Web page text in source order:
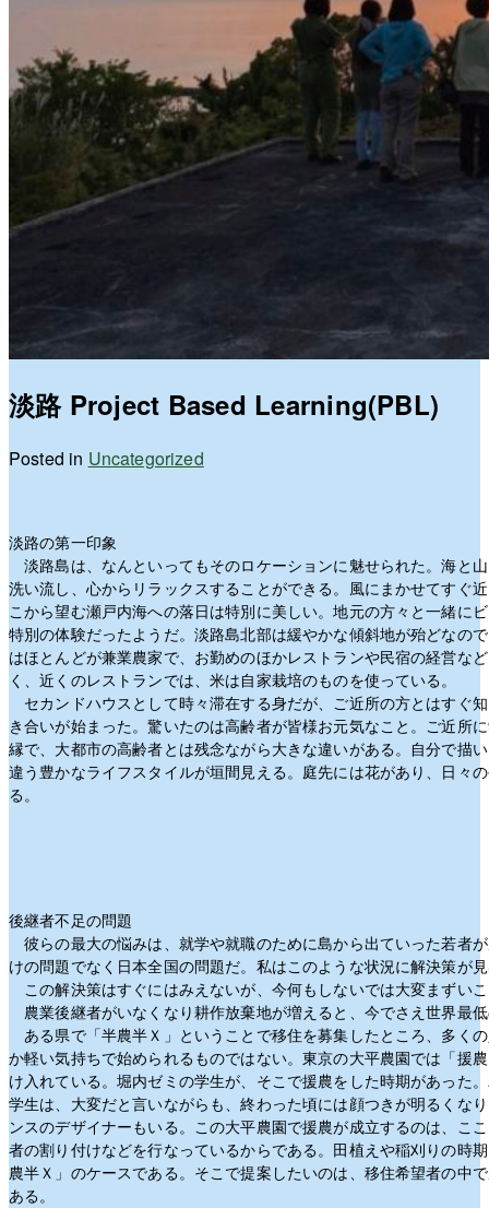
淡路 Project Based Learning(PBL)
Posted in Uncategorized
淡路の第一印象
淡路島は、なんといってもそのロケーションに魅せられた。海と
洗い流し、心からリラックスすることができる。風にまかせてすぐ
こから望む瀬戸内海への落日は特別に美しい。地元の方々と一緒に
特別の体験だったようだ。淡路島北部は緩やかな傾斜地が殆どなの
はほとんどが兼業農家で、お勤めのほかレストランや民宿の経営な
く、近くのレストランでは、米は自家栽培のものを使っている。
セカンドハウスとして時々滞在する身だが、ご近所の方とはすぐ
き合いが始まった。驚いたのは高齢者が皆様お元気なこと。ご近所
縁で、大都市の高齢者とは残念ながら大きな違いがある。自分で描
違う豊かなライフスタイルが垣間見える。庭先には花があり、日々
る。
後継者不足の問題
彼らの最大の悩みは、就学や就職のために島から出ていった若者
けの問題でなく日本全国の問題だ。私はこのような状況に解決策が
この解決策はすぐにはみえないが、今何もしないでは大変まずい
農業後継者がいなくなり耕作放棄地が増えると、今でさえ世界最
ある県で「半農半Ｘ」ということで移住を募集したところ、多く
か軽い気持ちで始められるものではない。東京の大平農園では「援
け入れている。堀内ゼミの学生が、そこで援農をした時期があった
学生は、大変だと言いながらも、終わった頃には顔つきが明るくな
ンスのデザイナーもいる。この大平農園で援農が成立するのは、こ
者の割り付けなどを行なっているからである。田植えや稲刈りの時
農半Ｘ」のケースである。そこで提案したいのは、移住希望者の中
ある。